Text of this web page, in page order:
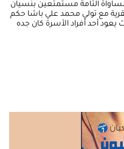
التامة مستمتعين بنسيان
مع تولي محمد علي باشا حكم
أحد أفراد الأسرة كان جده